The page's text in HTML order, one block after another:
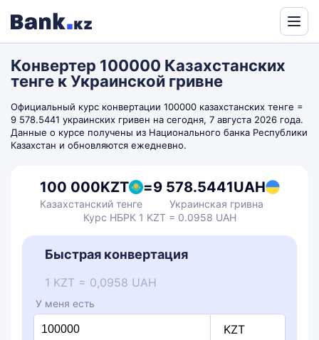
by
Translate
Конвертер 100000 Казахстанских
тенге к Украинской гривне
Официальный курс конвертации 100000 казахстанских тенге =
9 578.5441 украинских гривен на сегодня, 7 августа 2026 года.
Данные о курсе получены из Национального банка Республики
Казахстан и обновляются ежедневно.
100 000KZT
Казахстанский тенге
=9 578.5441UAH
Украинская гривна
Курс НБРК 1 KZT = 0.0958 UAH
Быстрая конвертация
1 KZT = 0,0958 UAH
У меня есть
KZT